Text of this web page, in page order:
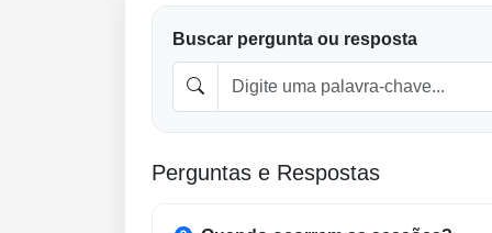
Buscar pergunta ou resposta
Perguntas e Respostas